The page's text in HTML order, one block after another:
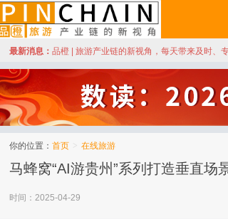
品橙旅游
最新消息： 品橙 | 旅游产业链的新视角，每天带来及时、
你的位置： 首页 > 在线旅游
马蜂窝“AI游贵州”系列打造垂直场
时间：2025-04-29